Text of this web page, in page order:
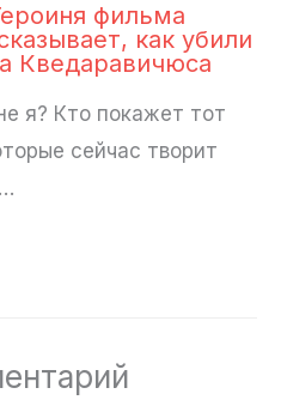
фильма
как убили
Кведаравичюса
я? Кто покажет тот
сейчас творит